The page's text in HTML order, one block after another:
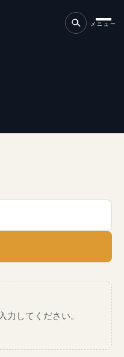
メニュー
力してください。